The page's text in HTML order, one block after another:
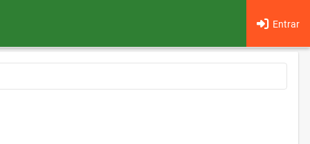
Entrar